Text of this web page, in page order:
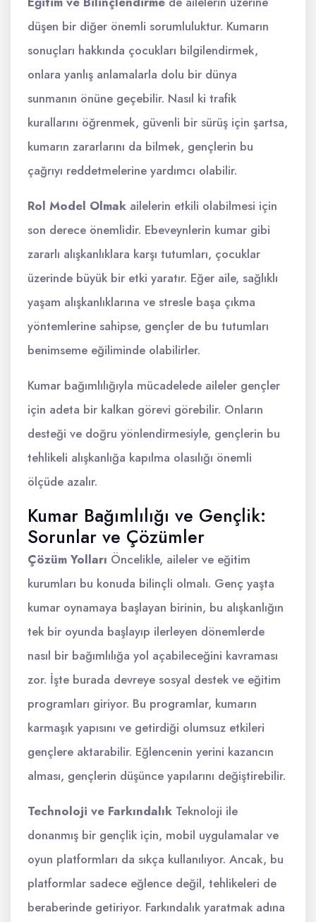
düşen bir diğer önemli sorumluluktur. Kumarın
sonuçları hakkında çocukları bilgilendirmek,
onlara yanlış anlamalarla dolu bir dünya
sunmanın önüne geçebilir. Nasıl ki trafik
kurallarını öğrenmek, güvenli bir sürüş için şartsa,
kumarın zararlarını da bilmek, gençlerin bu
çağrıyı reddetmelerine yardımcı olabilir.
Rol Model Olmak ailelerin etkili olabilmesi için
son derece önemlidir. Ebeveynlerin kumar gibi
zararlı alışkanlıklara karşı tutumları, çocuklar
üzerinde büyük bir etki yaratır. Eğer aile, sağlıklı
yaşam alışkanlıklarına ve stresle başa çıkma
yöntemlerine sahipse, gençler de bu tutumları
benimseme eğiliminde olabilirler.
Kumar bağımlılığıyla mücadelede aileler gençler
için adeta bir kalkan görevi görebilir. Onların
desteği ve doğru yönlendirmesiyle, gençlerin bu
tehlikeli alışkanlığa kapılma olasılığı önemli
ölçüde azalır.
Kumar Bağımlılığı ve Gençlik:
Sorunlar ve Çözümler
Çözüm Yolları Öncelikle, aileler ve eğitim
kurumları bu konuda bilinçli olmalı. Genç yaşta
kumar oynamaya başlayan birinin, bu alışkanlığın
tek bir oyunda başlayıp ilerleyen dönemlerde
nasıl bir bağımlılığa yol açabileceğini kavraması
zor. İşte burada devreye sosyal destek ve eğitim
programları giriyor. Bu programlar, kumarın
karmaşık yapısını ve getirdiği olumsuz etkileri
gençlere aktarabilir. Eğlencenin yerini kazancın
alması, gençlerin düşünce yapılarını değiştirebilir.
Technoloji ve Farkındalık Teknoloji ile
donanmış bir gençlik için, mobil uygulamalar ve
oyun platformları da sıkça kullanılıyor. Ancak, bu
platformlar sadece eğlence değil, tehlikeleri de
beraberinde getiriyor. Farkındalık yaratmak adına